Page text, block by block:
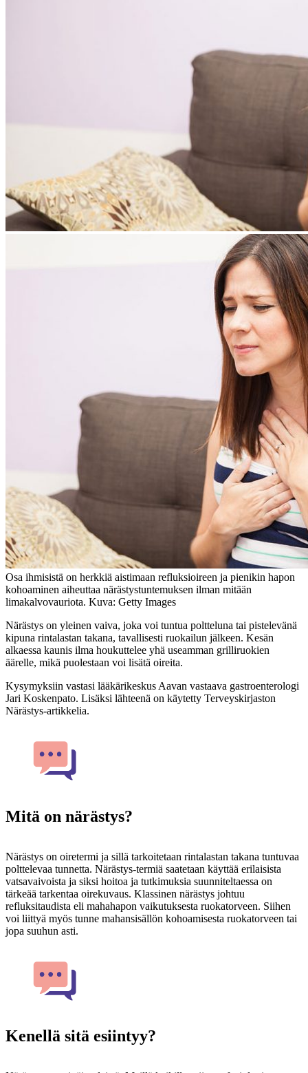
Osa ihmisistä on herkkiä aistimaan refluksioireen ja pienikin hapon
kohoaminen aiheuttaa närästystuntemuksen ilman mitään
limakalvovauriota. Kuva: Getty Images
Närästys on yleinen vaiva, joka voi tuntua poltteluna tai pistelevänä
kipuna rintalastan takana, tavallisesti ruokailun jälkeen. Kesän
alkaessa kaunis ilma houkuttelee yhä useamman grilliruokien
äärelle, mikä puolestaan voi lisätä oireita.
Kysymyksiin vastasi lääkärikeskus Aavan vastaava gastroenterologi
Jari Koskenpato. Lisäksi lähteenä on käytetty Terveyskirjaston
Närästys-artikkelia.
Mitä on närästys?
Närästys on oiretermi ja sillä tarkoitetaan rintalastan takana tuntuvaa
polttelevaa tunnetta. Närästys-termiä saatetaan käyttää erilaisista
vatsavaivoista ja siksi hoitoa ja tutkimuksia suunniteltaessa on
tärkeää tarkentaa oirekuvaus. Klassinen närästys johtuu
refluksitaudista eli mahahapon vaikutuksesta ruokatorveen. Siihen
voi liittyä myös tunne mahansisällön kohoamisesta ruokatorveen tai
jopa suuhun asti.
Kenellä sitä esiintyy?